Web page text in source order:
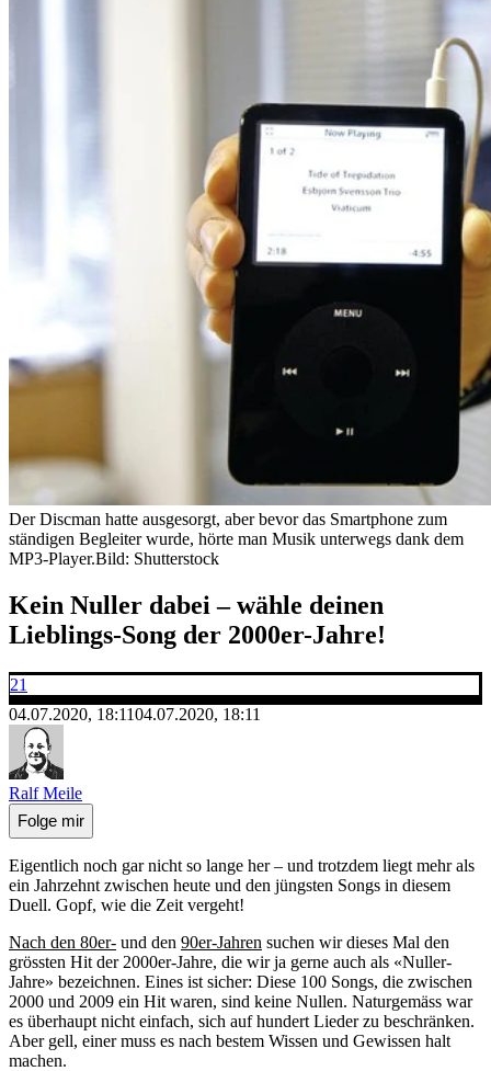
Der Discman hatte ausgesorgt, aber bevor das Smartphone zum
ständigen Begleiter wurde, hörte man Musik unterwegs dank dem
MP3-Player.Bild: Shutterstock
Kein Nuller dabei – wähle deinen
Lieblings-Song der 2000er-Jahre!
21
04.07.2020, 18:1104.07.2020, 18:11
Ralf Meile
Folge mir
Eigentlich noch gar nicht so lange her – und trotzdem liegt mehr als
ein Jahrzehnt zwischen heute und den jüngsten Songs in diesem
Duell. Gopf, wie die Zeit vergeht!
Nach den 80er- und den 90er-Jahren suchen wir dieses Mal den
grössten Hit der 2000er-Jahre, die wir ja gerne auch als «Nuller-
Jahre» bezeichnen. Eines ist sicher: Diese 100 Songs, die zwischen
2000 und 2009 ein Hit waren, sind keine Nullen. Naturgemäss war
es überhaupt nicht einfach, sich auf hundert Lieder zu beschränken.
Aber gell, einer muss es nach bestem Wissen und Gewissen halt
machen.